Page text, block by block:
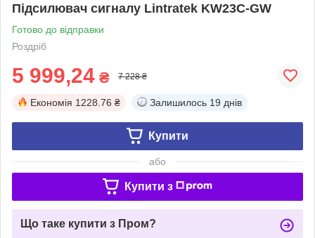
Підсилювач сигналу Lintratek KW23C-GW
Готово до відправки
Роздріб
5 999,24 ₴ 7 228 ₴
Економія 1228.76 ₴ Залишилось 19 днів
Купити
або
Купити з
Що таке купити з Пром?